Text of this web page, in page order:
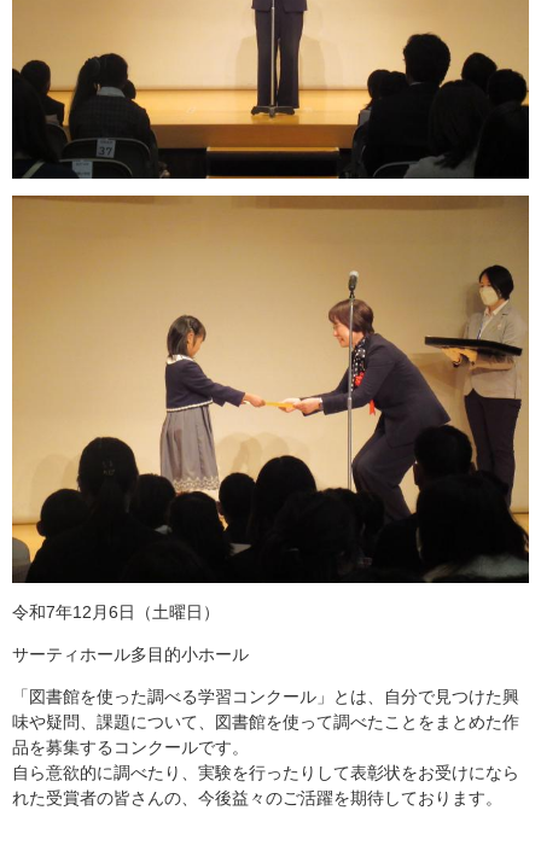
令和7年12月6日（土曜日）
サーティホール多目的小ホール
「図書館を使った調べる学習コンクール」とは、自分で見つけた興
味や疑問、課題について、図書館を使って調べたことをまとめた作
品を募集するコンクールです。
自ら意欲的に調べたり、実験を行ったりして表彰状をお受けになら
れた受賞者の皆さんの、今後益々のご活躍を期待しております。